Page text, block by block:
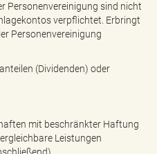
Personenvereinigung sind nicht
verpflichtet. Erbringt
Personenvereinigung
(Dividenden) oder
mit beschränkter Haftung
Leistungen